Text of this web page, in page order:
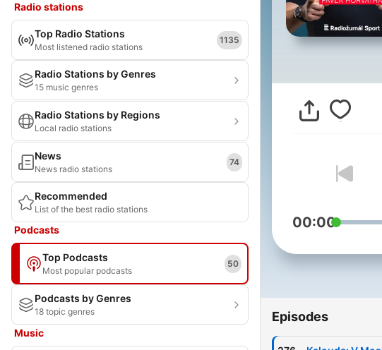
Radio stations
Top Radio Stations
Most listened radio stations
1135
Radio Stations by Genres
15 music genres
Radio Stations by Regions
Local radio stations
News
News radio stations
74
Recommended
List of the best radio stations
Podcasts
Top Podcasts
Most popular podcasts
50
Podcasts by Genres
18 topic genres
Music
00:00
Episodes